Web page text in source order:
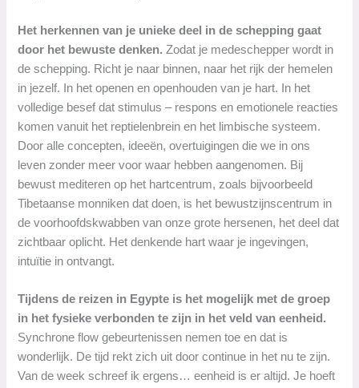
Het herkennen van je unieke deel in de schepping gaat
door het bewuste denken. Zodat je medeschepper wordt in
de schepping. Richt je naar binnen, naar het rijk der hemelen
in jezelf. In het openen en openhouden van je hart. In het
volledige besef dat stimulus – respons en emotionele reacties
komen vanuit het reptielenbrein en het limbische systeem.
Door alle concepten, ideeën, overtuigingen die we in ons
leven zonder meer voor waar hebben aangenomen. Bij
bewust mediteren op het hartcentrum, zoals bijvoorbeeld
Tibetaanse monniken dat doen, is het bewustzijnscentrum in
de voorhoofdskwabben van onze grote hersenen, het deel dat
zichtbaar oplicht. Het denkende hart waar je ingevingen,
intuïtie in ontvangt.
Tijdens de reizen in Egypte is het mogelijk met de groep
in het fysieke verbonden te zijn in het veld van eenheid.
Synchrone flow gebeurtenissen nemen toe en dat is
wonderlijk. De tijd rekt zich uit door continue in het nu te zijn.
Van de week schreef ik ergens… eenheid is er altijd. Je hoeft